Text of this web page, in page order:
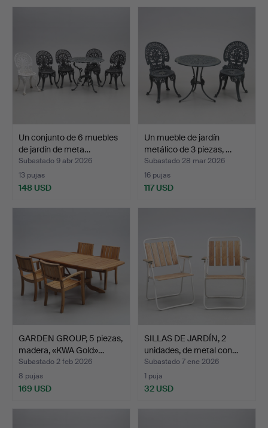
Un conjunto de 6 muebles
de jardín de meta…
Subastado 9 abr 2026
13 pujas
148 USD
Un mueble de jardín
metálico de 3 piezas, …
Subastado 28 mar 2026
16 pujas
117 USD
GARDEN GROUP, 5 piezas,
madera, «KWA Gold»…
Subastado 2 feb 2026
8 pujas
169 USD
SILLAS DE JARDÍN, 2
unidades, de metal con…
Subastado 7 ene 2026
1 puja
32 USD